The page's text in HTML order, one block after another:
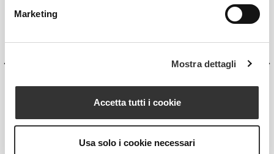
Marketing
Mostra dettagli
Accetta tutti i cookie
Usa solo i cookie necessari
ORO BLU